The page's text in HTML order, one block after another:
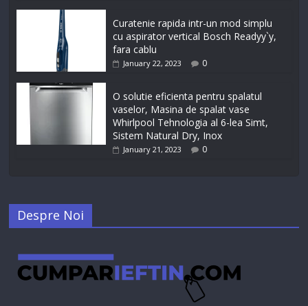
Curatenie rapida intr-un mod simplu
cu aspirator vertical Bosch Readyy`y,
fara cablu
January 22, 2023 0
O solutie eficienta pentru spalatul
vaselor, Masina de spalat vase
Whirlpool Tehnologia al 6-lea Simt,
Sistem Natural Dry, Inox
January 21, 2023 0
Despre Noi